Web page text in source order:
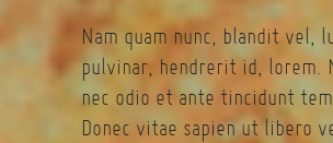
Nam quam nunc, blandit vel,
pulvinar, hendrerit id, lorem.
nec odio et ante tincidunt
Donec vitae sapien ut libero